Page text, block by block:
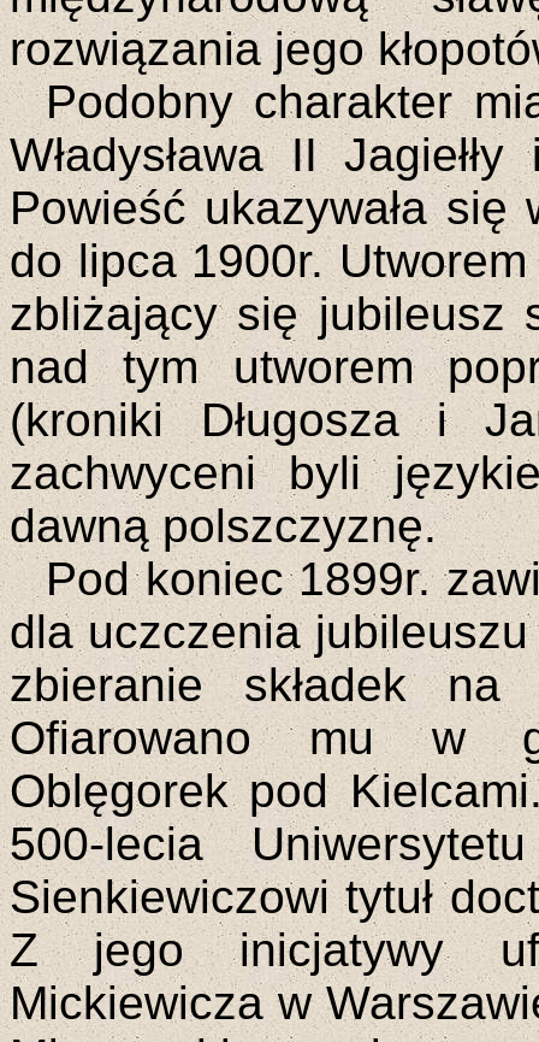
rozwiązania jego
Podobny charakter
Władysława II
Powieść ukazywała
do lipca 1900r.
zbliżający się jubileusz
nad tym utworem
(kroniki Długosza i
zachwyceni byli
dawną polszczyznę.
Pod koniec 1899r.
dla uczczenia
zbieranie składek na
Ofiarowano mu w
Oblęgorek pod
500-lecia
Sienkiewiczowi tytuł
Z jego inicjatywy
Mickiewicza w